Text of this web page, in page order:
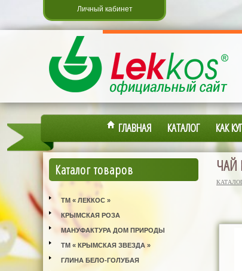
Личный кабинет
ГЛАВНАЯ КАТАЛОГ КАК
Каталог товаров
ТМ « ЛЕККОС »
КРЫМСКАЯ РОЗА
МАНУФАКТУРА ДОМ ПРИРОДЫ
ТМ « КРЫМСКАЯ ЗВЕЗДА »
ГЛИНА БЕЛО-ГОЛУБАЯ
ЧАЙ